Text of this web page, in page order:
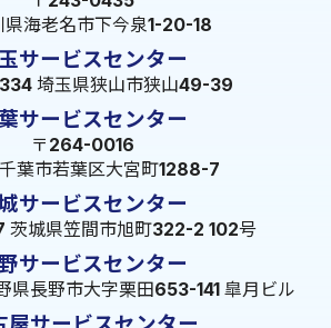
県海老名市下今泉1-20-18
サービスセンター
埼玉県狭山市狭山49-39
サービスセンター
〒264-0016
葉市若葉区大宮町1288-7
サービスセンター
茨城県笠間市旭町322-2 102号
サービスセンター
県長野市大字栗田653-141 皐月ビル
屋サービスセンター